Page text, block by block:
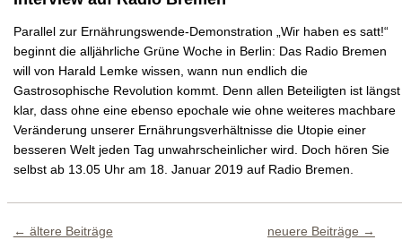
Parallel zur Ernährungswende-Demonstration „Wir haben es satt!“
beginnt die alljährliche Grüne Woche in Berlin: Das Radio Bremen
will von Harald Lemke wissen, wann nun endlich die
Gastrosophische Revolution kommt. Denn allen Beteiligten ist längst
klar, dass ohne eine ebenso epochale wie ohne weiteres machbare
Veränderung unserer Ernährungsverhältnisse die Utopie einer
besseren Welt jeden Tag unwahrscheinlicher wird. Doch hören Sie
selbst ab 13.05 Uhr am 18. Januar 2019 auf Radio Bremen.
← ältere Beiträge neuere Beiträge →